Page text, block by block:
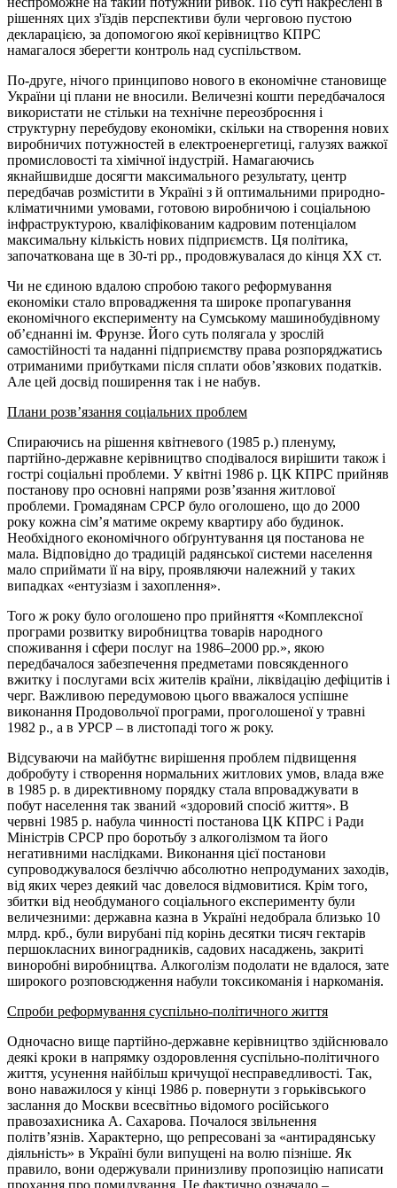
рішеннях цих з'їздів перспективи були черговою пустою
декларацією, за допомогою якої керівництво КПРС
намагалося зберегти контроль над суспільством.
По-друге, нічого принципово нового в економічне становище
України ці плани не вносили. Величезні кошти передбачалося
використати не стільки на технічне переозброєння і
структурну перебудову економіки, скільки на створення нових
виробничих потужностей в електроенергетиці, галузях важкої
промисловості та хімічної індустрій. Намагаючись
якнайшвидше досягти максимального результату, центр
передбачав розмістити в Україні з й оптимальними природно-
кліматичними умовами, готовою виробничою і соціальною
інфраструктурою, кваліфікованим кадровим потенціалом
максимальну кількість нових підприємств. Ця політика,
започаткована ще в 30-ті рр., продовжувалася до кінця ХХ ст.
Чи не єдиною вдалою спробою такого реформування
економіки стало впровадження та широке пропагування
економічного експерименту на Сумському машинобудівному
об’єднанні ім. Фрунзе. Його суть полягала у зрослій
самостійності та наданні підприємству права розпоряджатись
отриманими прибутками після сплати обов’язкових податків.
Але цей досвід поширення так і не набув.
Плани розв’язання соціальних проблем
Спираючись на рішення квітневого (1985 р.) пленуму,
партійно-державне керівництво сподівалося вирішити також і
гострі соціальні проблеми. У квітні 1986 р. ЦК КПРС прийняв
постанову про основні напрями розв’язання житлової
проблеми. Громадянам СРСР було оголошено, що до 2000
року кожна сім’я матиме окрему квартиру або будинок.
Необхідного економічного обґрунтування ця постанова не
мала. Відповідно до традицій радянської системи населення
мало сприймати її на віру, проявляючи належний у таких
випадках «ентузіазм і захоплення».
Того ж року було оголошено про прийняття «Комплексної
програми розвитку виробництва товарів народного
споживання і сфери послуг на 1986–2000 рр.», якою
передбачалося забезпечення предметами повсякденного
вжитку і послугами всіх жителів країни, ліквідацію дефіцитів і
черг. Важливою передумовою цього вважалося успішне
виконання Продовольчої програми, проголошеної у травні
1982 р., а в УРСР – в листопаді того ж року.
Відсуваючи на майбутнє вирішення проблем підвищення
добробуту і створення нормальних житлових умов, влада вже
в 1985 р. в директивному порядку стала впроваджувати в
побут населення так званий «здоровий спосіб життя». В
червні 1985 р. набула чинності постанова ЦК КПРС і Ради
Міністрів СРСР про боротьбу з алкоголізмом та його
негативними наслідками. Виконання цієї постанови
супроводжувалося безліччю абсолютно непродуманих заходів,
від яких через деякий час довелося відмовитися. Крім того,
збитки від необдуманого соціального експерименту були
величезними: державна казна в Україні недобрала близько 10
млрд. крб., були вирубані під корінь десятки тисяч гектарів
першокласних виноградників, садових насаджень, закриті
виноробні виробництва. Алкоголізм подолати не вдалося, зате
широкого розповсюдження набули токсикоманія і наркоманія.
Спроби реформування суспільно-політичного життя
Одночасно вище партійно-державне керівництво здійснювало
деякі кроки в напрямку оздоровлення суспільно-політичного
життя, усунення найбільш кричущої несправедливості. Так,
воно наважилося у кінці 1986 р. повернути з горьківського
заслання до Москви всесвітньо відомого російського
правозахисника А. Сахарова. Почалося звільнення
політв’язнів. Характерно, що репресовані за «антирадянську
діяльність» в Україні були випущені на волю пізніше. Як
правило, вони одержували принизливу пропозицію написати
прохання про помилування. Це фактично означало –